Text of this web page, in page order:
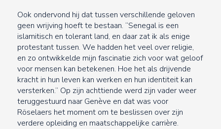
Ook ondervond hij dat tussen verschillende geloven
geen wrijving hoeft te bestaan. “Senegal is een
islamitisch en tolerant land, en daar zat ik als enige
protestant tussen. We hadden het veel over religie,
en zo ontwikkelde mijn fascinatie zich voor wat geloof
voor mensen kan betekenen. Hoe het als drijvende
kracht in hun leven kan werken en hun identiteit kan
versterken.” Op zijn achttiende werd zijn vader weer
teruggestuurd naar Genève en dat was voor
Röselaers het moment om te beslissen over zijn
verdere opleiding en maatschappelijke carrière.